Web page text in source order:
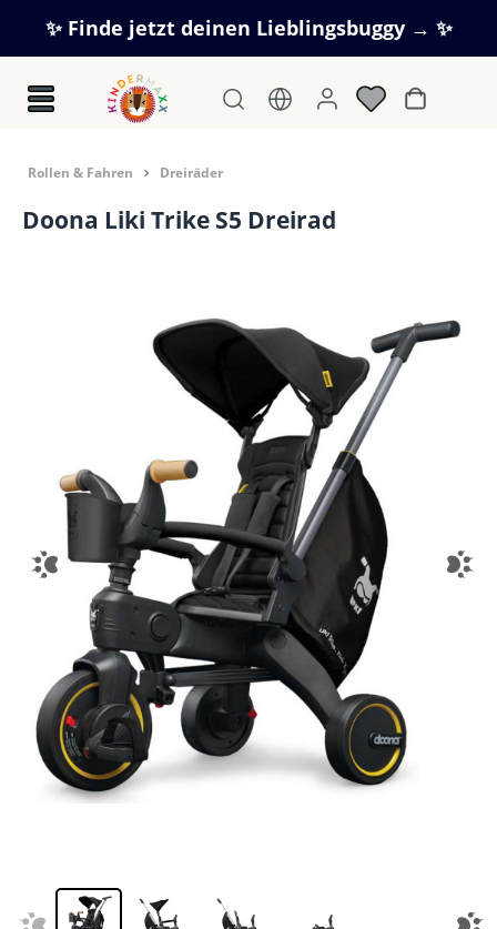
Zum Hauptinhalt springen
✨ Finde jetzt deinen Lieblingsbuggy → ✨
Rollen & Fahren Dreiräder
Doona Liki Trike S5 Dreirad